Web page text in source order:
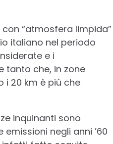
“atmosfera limpida”
italiano nel periodo
e i
tanto che, in zone
i 20 km è più che
inquinanti sono
negli anni ’60